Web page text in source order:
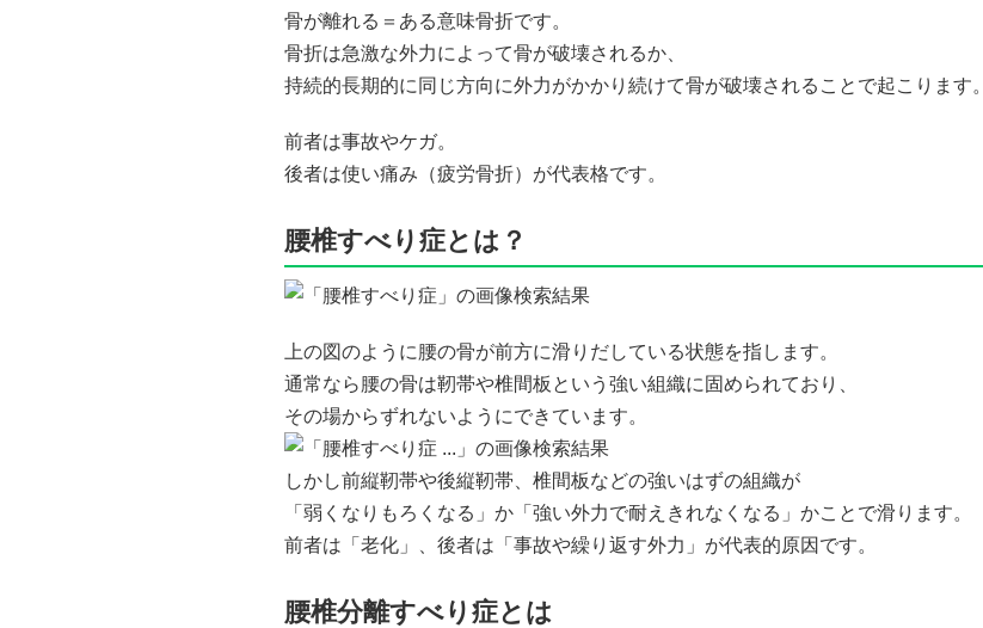
骨が離れる＝ある意味骨折です。
骨折は急激な外力によって骨が破壊されるか、
持続的長期的に同じ方向に外力がかかり続けて骨が破壊されることで起こります。
前者は事故やケガ。
後者は使い痛み（疲労骨折）が代表格です。
腰椎すべり症とは？
上の図のように腰の骨が前方に滑りだしている状態を指します。
通常なら腰の骨は靭帯や椎間板という強い組織に固められており、
その場からずれないようにできています。
しかし前縦靭帯や後縦靭帯、椎間板などの強いはずの組織が
「弱くなりもろくなる」か「強い外力で耐えきれなくなる」かことで滑ります。
前者は「老化」、後者は「事故や繰り返す外力」が代表的原因です。
腰椎分離すべり症とは